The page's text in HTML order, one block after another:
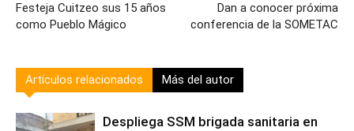
Festeja Cuitzeo sus 15 años
como Pueblo Mágico
Dan a conocer próxima
conferencia de la SOMETAC
Artículos relacionados Más del autor
Despliega SSM brigada sanitaria en